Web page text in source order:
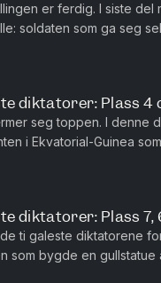
er ferdig. I siste del
soldaten som ga seg
seg som konge av
diktatorer: Plass 4
seg toppen. I denne
i Ekvatorial-Guinea
ned nasjonens gull
diktatorer: Plass 7,
ti galeste diktatorene
som bygde en
månedene etter seg selv